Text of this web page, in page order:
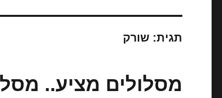
תגית: שורק
מסלולים מציע..